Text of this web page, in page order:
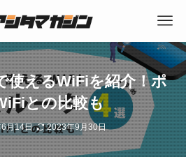
使えるWiFiを紹介！ポ
との比較も
月14日 2023年9月30日